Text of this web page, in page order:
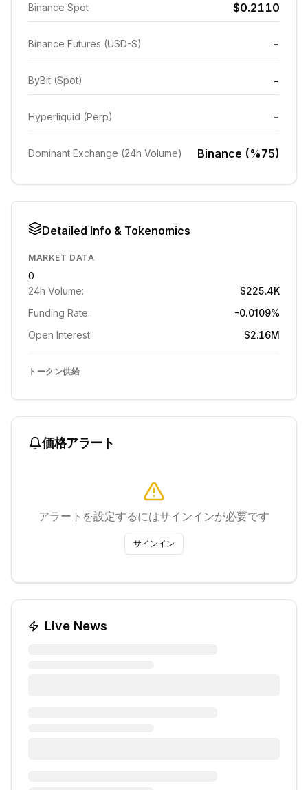
Binance Spot $0.2110
Binance Futures (USD-S) -
ByBit (Spot) -
Hyperliquid (Perp) -
Dominant Exchange (24h Volume) Binance (%75)
Detailed Info & Tokenomics
MARKET DATA
0
24h Volume:
$225.4K
Funding Rate:
-0.0109%
Open Interest:
$2.16M
トークン供給
価格アラート
アラートを設定するにはサインインが必要です
サインイン
Live News